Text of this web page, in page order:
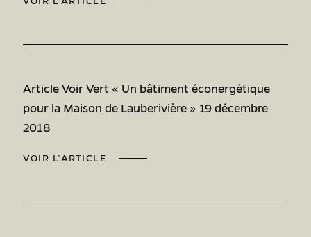
Article Voir Vert « Un bâtiment éconergétique
pour la Maison de Lauberivière » 19 décembre
2018
VOIR L’ARTICLE